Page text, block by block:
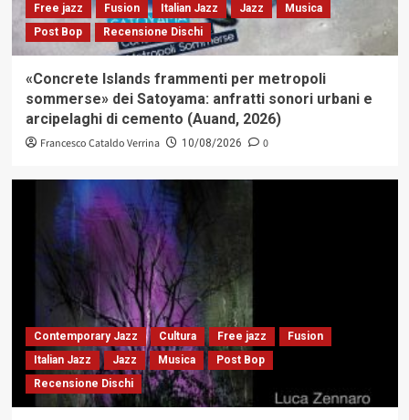
Free jazz
Fusion Italian Jazz Jazz
Musica
Post Bop
Recensione Dischi
«Concrete Islands frammenti per metropoli
sommerse» dei Satoyama: anfratti sonori urbani e
arcipelaghi di cemento (Auand, 2026)
Francesco Cataldo Verrina 10/08/2026 0
Contemporary Jazz Cultura Free jazz
Fusion
Italian Jazz
Jazz Musica
Post Bop
Recensione Dischi